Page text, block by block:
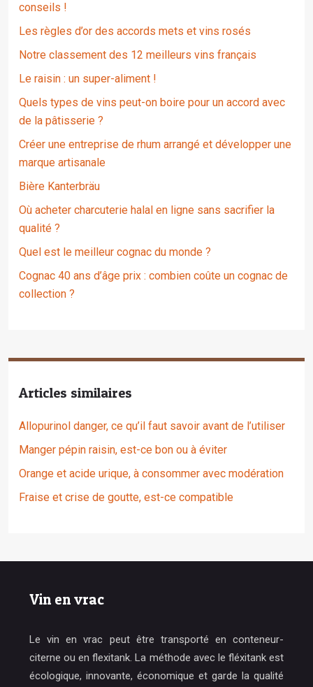
conseils !
Les règles d’or des accords mets et vins rosés
Notre classement des 12 meilleurs vins français
Le raisin : un super-aliment !
Quels types de vins peut-on boire pour un accord avec
de la pâtisserie ?
Créer une entreprise de rhum arrangé et développer une
marque artisanale
Bière Kanterbräu
Où acheter charcuterie halal en ligne sans sacrifier la
qualité ?
Quel est le meilleur cognac du monde ?
Cognac 40 ans d’âge prix : combien coûte un cognac de
collection ?
Articles similaires
Allopurinol danger, ce qu’il faut savoir avant de l’utiliser
Manger pépin raisin, est-ce bon ou à éviter
Orange et acide urique, à consommer avec modération
Fraise et crise de goutte, est-ce compatible
Vin en vrac
Le vin en vrac peut être transporté en conteneur-
citerne ou en flexitank. La méthode avec le fléxitank est
écologique, innovante, économique et garde la qualité